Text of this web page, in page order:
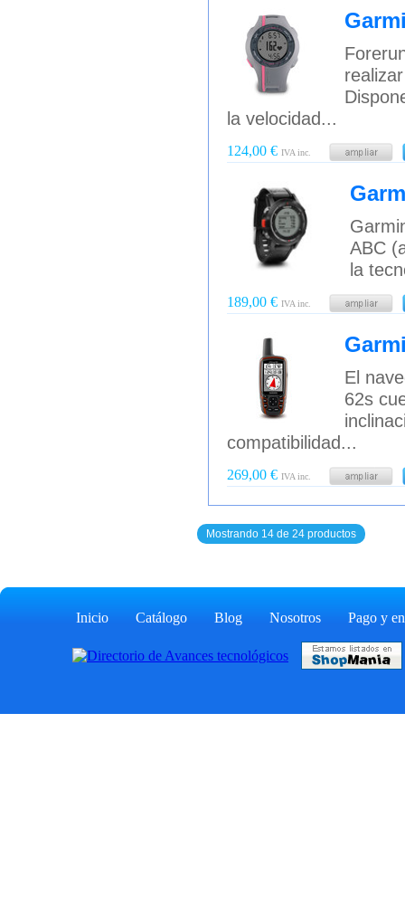
la velocidad...
124,00 € IVA inc.
ABC
la
189,00 € IVA inc.
El
62s
compatibilidad...
269,00 € IVA inc.
Mostrando 14 de 24 productos
Inicio Catálogo Blog Nosotros Pago y